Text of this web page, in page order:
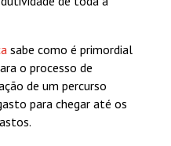
sabe como é primordial
o processo de
de um percurso
para chegar até os